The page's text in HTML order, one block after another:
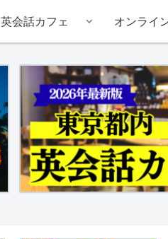
英会話カフェ オンライ